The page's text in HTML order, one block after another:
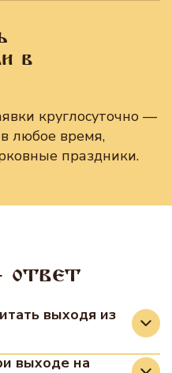
в
круглосуточно —
любое время,
праздники.
ответ
выходя из
молитву Иоанна
выходе на